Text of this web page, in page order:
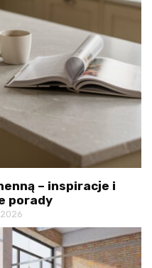
– inspiracje i
porady